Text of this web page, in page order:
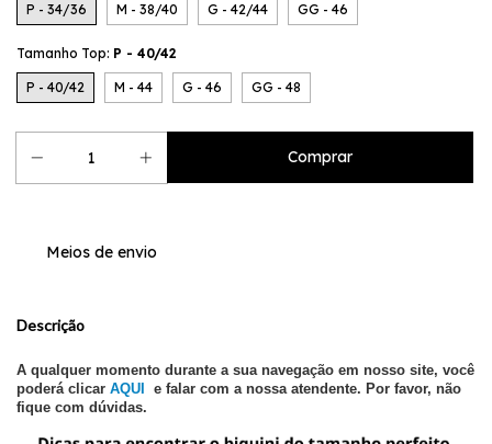
P - 34/36 M - 38/40 G - 42/44 GG - 46
Tamanho Top: P - 40/42
P - 40/42 M - 44 G - 46 GG - 48
Meios de envio
Descrição
A qualquer momento durante a sua navegação em nosso site, você
poderá clicar AQUI
e falar com a nossa atendente. Por favor, não
fique com dúvidas.